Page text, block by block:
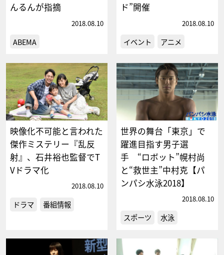
んるんが指摘
2018.08.10
ABEMA
ド”開催
2018.08.10
イベント アニメ
映像化不可能と言われた
傑作ミステリー『乱反
射』、石井裕也監督でT
Vドラマ化
2018.08.10
ドラマ 番組情報
世界の舞台「東京」で
躍進目指す男子選
手 “ロボット”幌村尚
と“救世主”中村克【パ
ンパシ水泳2018】
2018.08.10
スポーツ 水泳